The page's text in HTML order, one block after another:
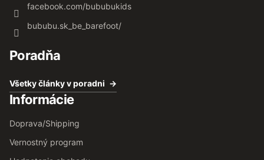
facebook.com/bububukids
bububu.sk_be_barefoot/
Poradňa
Všetky články v poradni
Informácie
Doprava/Shipping
Vernostný program